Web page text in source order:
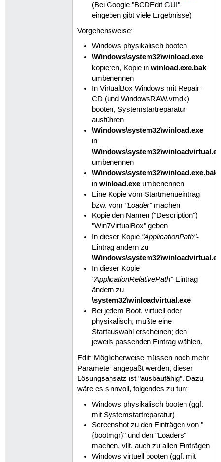
(Bei Google "BCDEdit GUI"
eingeben gibt viele Ergebnisse)
Vorgehensweise:
Windows physikalisch booten
\Windows\system32\winload.exe
kopieren, Kopie inwinload.exe.bak
umbenennen
In VirtualBox Windows mit Repair-
CD (und WindowsRAW.vmdk)
booten, Systemstartreparatur
ausführen
\Windows\system32\winload.exe
in
umbenennen
\Windows\system32\winload.exe.bak
inwinload.exe umbenennen
Eine Kopie vom Startmenüeintrag
bzw. vom "Loader"machen
Kopie den Namen ("Description")
"Win7VirtualBox" geben
In dieser Kopie "ApplicationPath"-
Eintrag ändern zu
In dieser Kopie
"ApplicationRelativePath"-Eintrag
ändern zu
\system32\winloadvirtual.exe
Bei jedem Boot, virtuell oder
physikalisch, müßte eine
Startauswahl erscheinen; den
jeweils passenden Eintrag wählen.
Edit: Möglicherweise müssen noch mehr
Parameter angepaßt werden; dieser
Lösungsansatz ist "ausbaufähig". Dazu
wäre es sinnvoll, folgendes zu tun:
Windows physikalisch booten (ggf.
mit Systemstartreparatur)
Screenshot zu den Einträgen von "
{bootmgr}" und den "Loaders"
machen, vllt. auch zu allen Einträgen
Windows virtuell booten (ggf. mit